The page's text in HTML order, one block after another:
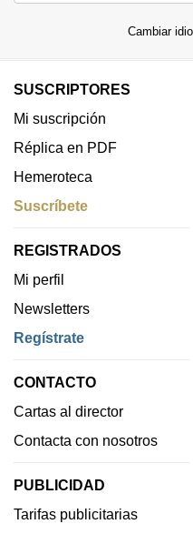
Cambiar
SUSCRIPTORES
Mi suscripción
Réplica en PDF
Hemeroteca
Suscríbete
REGISTRADOS
Mi perfil
Newsletters
Regístrate
CONTACTO
Cartas al director
Contacta con nosotros
PUBLICIDAD
Tarifas publicitarias